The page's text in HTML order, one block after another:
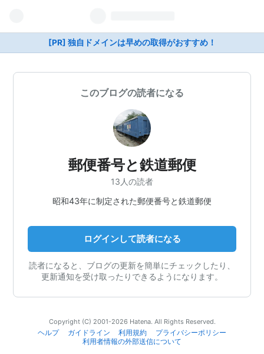
[PR] 独自ドメインは早めの取得がおすすめ！
このブログの読者になる
郵便番号と鉄道郵便
13人の読者
昭和43年に制定された郵便番号と鉄道郵便
ログインして読者になる
読者になると、ブログの更新を簡単にチェックしたり、
更新通知を受け取ったりできるようになります。
Copyright (C) 2001-2026 Hatena. All Rights Reserved.
ヘルプ
ガイドライン 利用規約
プライバシーポリシー
利用者情報の外部送信について